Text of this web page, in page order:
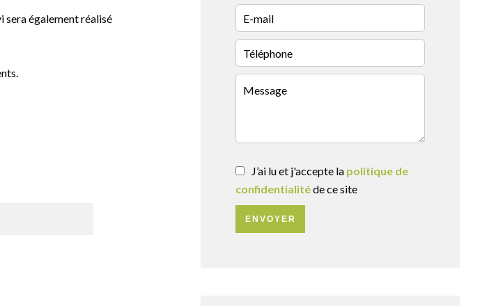
sera également réalisé
J’ai lu et j'accepte la politique de
confidentialitéde ce site
ENVOYER